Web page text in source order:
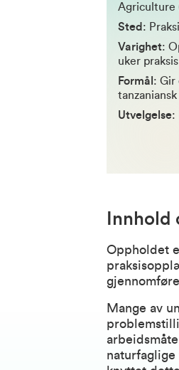
Agriculture
Sted :
Varighet:
uker
Formål : Gir
Utvelgelse:
Innhold
Oppholdet
Mange av